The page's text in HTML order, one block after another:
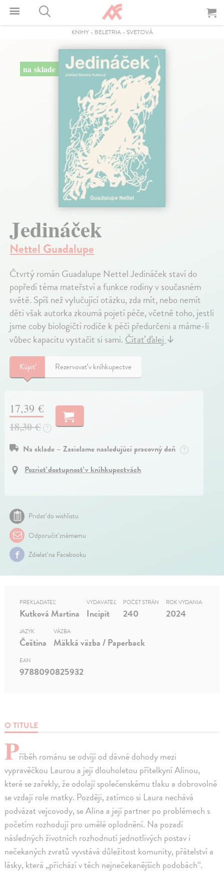
KNIHY- BELETRIA- SVETOVÁ
na sklade
Jedináček
Nettel Guadalupe
Čtvrtý román Guadalupe Nettel Jedináček staví do
popředí téma mateřství a funkce rodiny v současném
světě. Spíš než vylučující otázku, zda mít, nebo nemít
děti však autorka zkoumá pojetí péče, včetně toho, jestli
jsme coby biologičtí rodiče k péči předurčeni a máme-li
vůbec kapacitu vystačit si sami.Čítať ďalej↓
Kúpiť Rezervovať v kníhkupectve
17,39 €
18,30 €
?
Na sklade – Zasielame nasledujúci pracovný deň ?
Pozrieť dostupnosť v kníhkupectvách
Pridať do wishlistu
Odporučiť známemu
Zdielať na Facebooku
O TITULE
Příběh románu se odvíjí od dávné dohody mezi
vypravěčkou Laurou a její dlouholetou přítelkyní Alinou,
které se zařekly, že odolají společenskému tlaku a dobrovolně
se vzdají role matky. Později, zatímco si Laura nechává
podvázat vejcovody, se Alina a její partner po problémech s
početím rozhodují pro umělé oplodnění. Na pozadí
následných životních rozhodnutí jednotlivých postav i
nečekaných zvratů vyvstává důležitost komunity, přátelství a
lásky, která „přichází v těch nejnečekanějších podobách“.
PREKLADATEĽ
Kutková Martina
VYDAVATEĽ
Incipit
POČET STRÁN
240
ROK VYDANIA
2024
JAZYK
Čeština
VÄZBA
Mäkká väzba / Paperback
EAN
9788090825932